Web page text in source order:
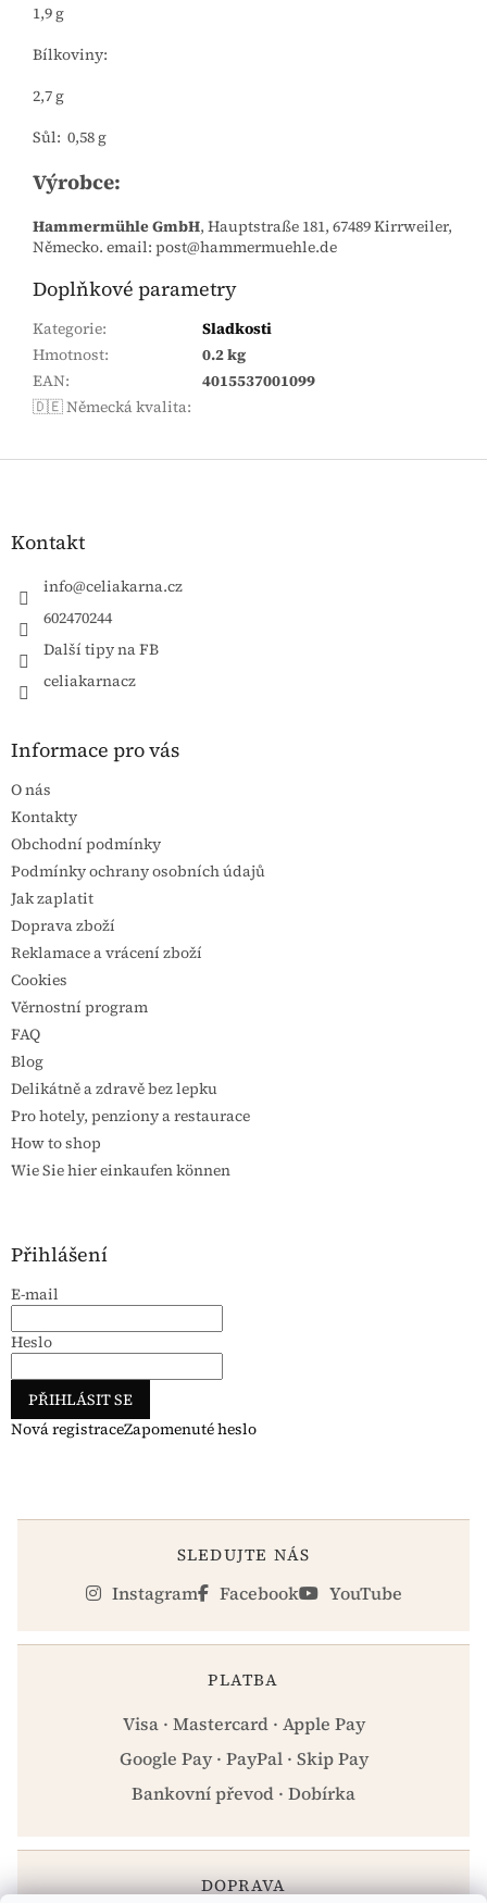
1,9 g
Bílkoviny:
2,7 g
Sůl: 0,58 g
Výrobce:
Hammermühle GmbH, Hauptstraße 181, 67489 Kirrweiler,
Německo. email: post@hammermuehle.de
Doplňkové parametry
Kategorie:
Sladkosti
Hmotnost:
0.2 kg
EAN:
4015537001099
🇩🇪 Německá kvalita:
Zápatí
Kontakt
info@celiakarna.cz
602470244
Další tipy na FB
celiakarnacz
Informace pro vás
O nás
Kontakty
Obchodní podmínky
Podmínky ochrany osobních údajů
Jak zaplatit
Doprava zboží
Reklamace a vrácení zboží
Cookies
Věrnostní program
FAQ
Blog
Delikátně a zdravě bez lepku
Pro hotely, penziony a restaurace
How to shop
Wie Sie hier einkaufen können
Přihlášení
E-mail
Heslo
PŘIHLÁSIT SE
Nová registraceZapomenuté heslo
SLEDUJTE NÁS
Instagram Facebook YouTube
PLATBA
Visa · Mastercard · Apple Pay
Google Pay · PayPal · Skip Pay
Bankovní převod · Dobírka
DOPRAVA